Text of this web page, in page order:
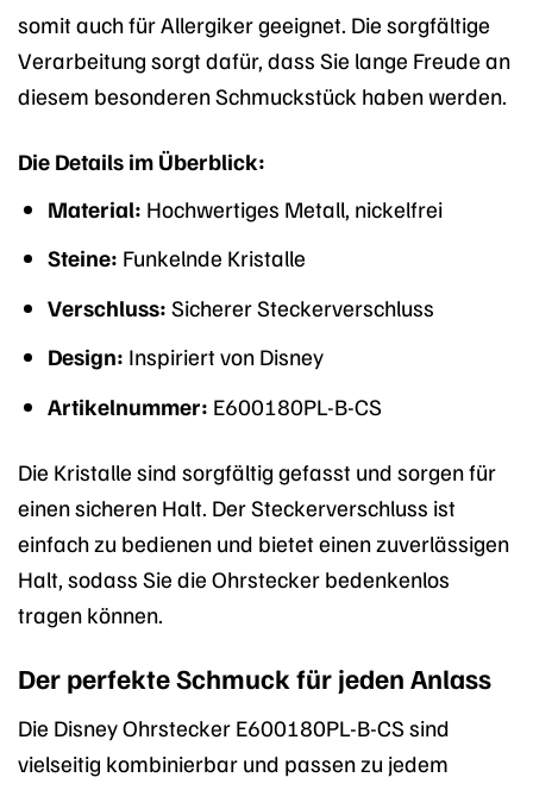
somit auch für Allergiker geeignet. Die sorgfältige
Verarbeitung sorgt dafür, dass Sie lange Freude an
diesem besonderen Schmuckstück haben werden.
Die Details im Überblick:
Material: Hochwertiges Metall, nickelfrei
Steine: Funkelnde Kristalle
Verschluss: Sicherer Steckerverschluss
Design: Inspiriert von Disney
Artikelnummer: E600180PL-B-CS
Die Kristalle sind sorgfältig gefasst und sorgen für
einen sicheren Halt. Der Steckerverschluss ist
einfach zu bedienen und bietet einen zuverlässigen
Halt, sodass Sie die Ohrstecker bedenkenlos
tragen können.
Der perfekte Schmuck für jeden Anlass
Die Disney Ohrstecker E600180PL-B-CS sind
vielseitig kombinierbar und passen zu jedem